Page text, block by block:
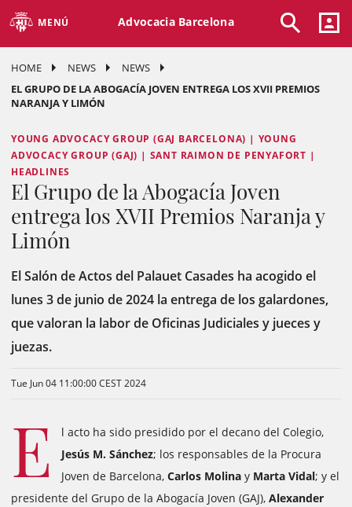
MENÚ Advocacia Barcelona
HOME NEWS
NEWS
EL GRUPO DE LA ABOGACÍA JOVEN ENTREGA LOS XVII PREMIOS
NARANJA Y LIMÓN
YOUNG ADVOCACY GROUP (GAJ BARCELONA) | YOUNG
ADVOCACY GROUP (GAJ) | SANT RAIMON DE PENYAFORT |
HEADLINES
El Grupo de la Abogacía Joven
entrega los XVII Premios Naranja y
Limón
El Salón de Actos del Palauet Casades ha acogido el
lunes 3 de junio de 2024 la entrega de los galardones,
que valoran la labor de Oficinas Judiciales y jueces y
juezas.
Tue Jun 04 11:00:00 CEST 2024
E
l acto ha sido presidido por el decano del Colegio,
Jesús M. Sánchez; los responsables de la Procura
Joven de Barcelona, ​​Carlos Molina y Marta Vidal; y el
presidente del Grupo de la Abogacía Joven (GAJ), Alexander